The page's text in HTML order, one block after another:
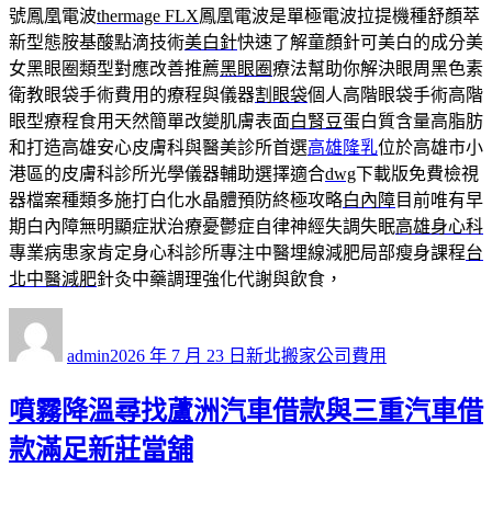
號鳳凰電波thermage FLX鳳凰電波是單極電波拉提機種舒顏萃
新型態胺基酸點滴技術美白針快速了解童顏針可美白的成分美
女黑眼圈類型對應改善推薦黑眼圈療法幫助你解決眼周黑色素
衛教眼袋手術費用的療程與儀器割眼袋個人高階眼袋手術高階
眼型療程食用天然簡單改變肌膚表面白腎豆蛋白質含量高脂肪
和打造高雄安心皮膚科與醫美診所首選高雄隆乳位於高雄市小
港區的皮膚科診所光學儀器輔助選擇適合dwg下載版免費檢視
器檔案種類多施打白化水晶體預防終極攻略白內障目前唯有早
期白內障無明顯症狀治療憂鬱症自律神經失調失眠高雄身心科
專業病患家肯定身心科診所專注中醫埋線減肥局部瘦身課程台
北中醫減肥針灸中藥調理強化代謝與飲食，
admin佈
期:
2026 年 7 月 23 日 類
新北搬家公司費用
噴霧降溫尋找蘆洲汽車借款與三重汽車借
款滿足新莊當舖